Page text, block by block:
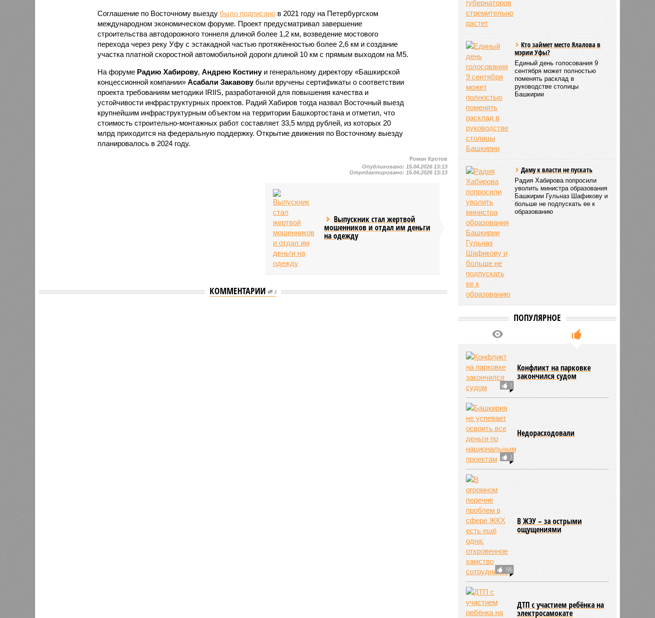
Соглашение по Восточному выезду было подписанов 2021 году на Петербургском
международном экономическом форуме. Проект предусматривал завершение
строительства автодорожного тоннеля длиной более 1,2 км, возведение мостового
перехода через реку Уфу с эстакадной частью протяжённостью более 2,6 км и создание
участка платной скоростной автомобильной дороги длиной 10 км с прямым выходом на М5.
На форуме Радию Хабирову, Андрею Костинуи генеральному директору «Башкирской
концессионной компании» Асабали Закавовубыли вручены сертификаты о соответствии
проекта требованиям методики IRIIS, разработанной для повышения качества и
устойчивости инфраструктурных проектов. Радий Хабиров тогда назвал Восточный выезд
крупнейшим инфраструктурным объектом на территории Башкортостана и отметил, что
стоимость строительно-монтажных работ составляет 33,5 млрд рублей, из которых 20
млрд приходится на федеральную поддержку. Открытие движения по Восточному выезду
планировалось в 2024 году.
Роман Кротов
Опубликовано: 15.04.2026 13:13
Отредактировано: 15.04.2026 13:13
Выпускник стал жертвой
мошенников и отдал им деньги
на одежду
КОММЕНТАРИИ 0
Кто займет место Ялалова в
мэрии Уфы?
Единый день голосования 9
сентября может полностью
поменять расклад в
руководстве столицы
Башкирии
Даму к власти не пускать
Радия Хабирова попросили
уволить министра образования
Башкирии Гульназ Шафикову и
больше не подпускать ее к
образованию
ПОПУЛЯРНОЕ
1
Конфликт на парковке
закончился судом
3
Недорасходовали
196
В ЖЭУ – за острыми
ощущениями
ДТП с участием ребёнка на
электросамокате